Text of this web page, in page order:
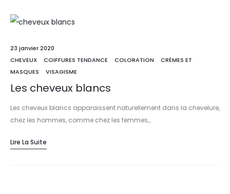
23 janvier 2020
CHEVEUX
COIFFURES TENDANCE COLORATION
CRÈMES ET
MASQUES
VISAGISME
Les cheveux blancs
Les cheveux blancs apparaissent naturellement dans la chevelure,
chez les hommes, comme chez les femmes,…
Lire La Suite